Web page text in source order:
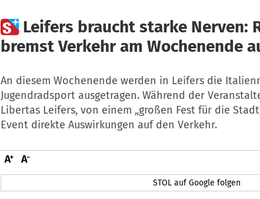
 Leifers braucht starke Nerven:
bremst Verkehr am Wochenende
An diesem Wochenende werden in Leifers die
Jugendradsport ausgetragen. Während der
Libertas Leifers, von einem „großen Fest für die
Event direkte Auswirkungen auf den Verkehr.
STOL auf Google folgen